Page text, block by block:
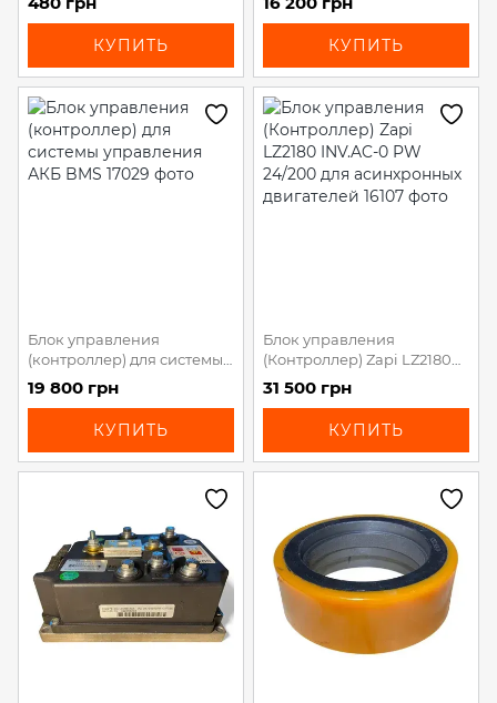
КУПИТЬ
электропогрузчиков 24V
КУПИТЬ
Блок управления
(контроллер) для системы
управления АКБ BMS
19 800 грн
КУПИТЬ
Блок управления
(Контроллер) Zapi LZ2180
INV.AC-0 PW 24/200 для
асинхронных двигателей
31 500 грн
КУПИТЬ